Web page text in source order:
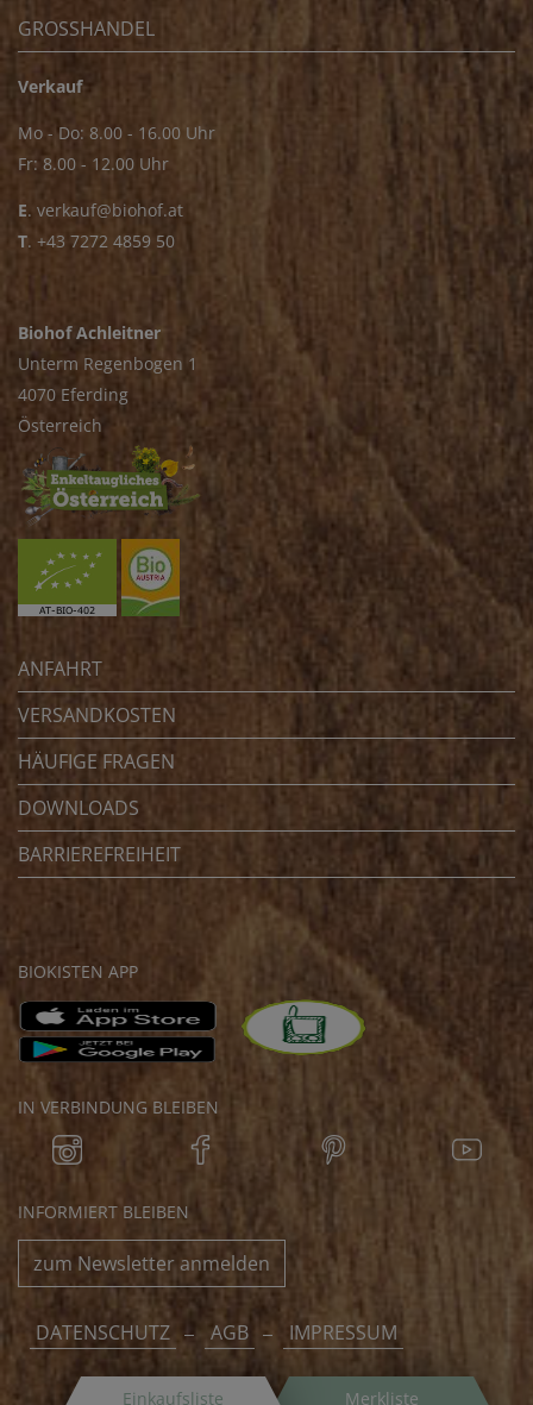
Einkaufsliste Merkliste
GROSSHANDEL
Verkauf
Mo - Do: 8.00 - 16.00 Uhr
Fr: 8.00 - 12.00 Uhr
E. verkauf@biohof.at
T. +43 7272 4859 50
Biohof Achleitner
Unterm Regenbogen 1
4070 Eferding
Österreich
ANFAHRT
VERSANDKOSTEN
HÄUFIGE FRAGEN
DOWNLOADS
BARRIEREFREIHEIT
BIOKISTEN APP
IN VERBINDUNG BLEIBEN
INFORMIERT BLEIBEN
zum Newsletter anmelden
DATENSCHUTZ AGB IMPRESSUM